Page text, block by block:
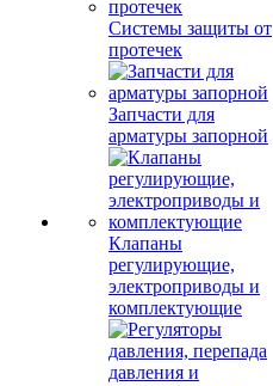
Системы защиты от
протечек
Запчасти для
арматуры запорной
Клапаны
регулирующие,
электроприводы и
комплектующие